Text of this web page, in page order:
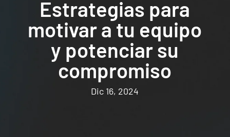
Estrategias para
motivar a tu equipo
y potenciar su
compromiso
Dic 16, 2024